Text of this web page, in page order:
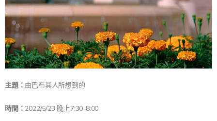
主題： 由巴布其人所想到的
時間： 2022/5/23 晚上7:30-8:00